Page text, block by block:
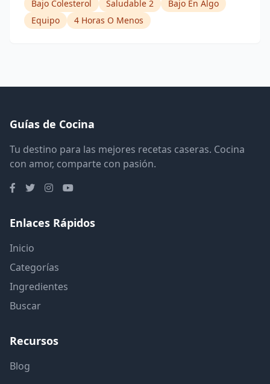
Bajo Colesterol
Saludable 2
Bajo En Algo
Equipo
4 Horas O Menos
Guías de Cocina
Tu destino para las mejores recetas caseras. Cocina
con amor, comparte con pasión.
Enlaces Rápidos
Inicio
Categorías
Ingredientes
Buscar
Recursos
Blog